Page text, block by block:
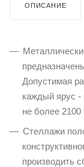
ОПИСАНИЕ
Допустимая
каждый ярус -
не более 2100
Стеллажи
производить